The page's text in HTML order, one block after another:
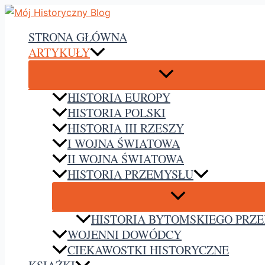
Przejdź
treściSTRONA GŁÓWNA
ARTYKUŁY
HISTORIA EUROPY
HISTORIA POLSKI
HISTORIA III RZESZY
I WOJNA ŚWIATOWA
II WOJNA ŚWIATOWA
HISTORIA PRZEMYSŁU
HISTORIA BYTOMSKIEGO
WOJENNI DOWÓDCY
CIEKAWOSTKI HISTORYCZNE